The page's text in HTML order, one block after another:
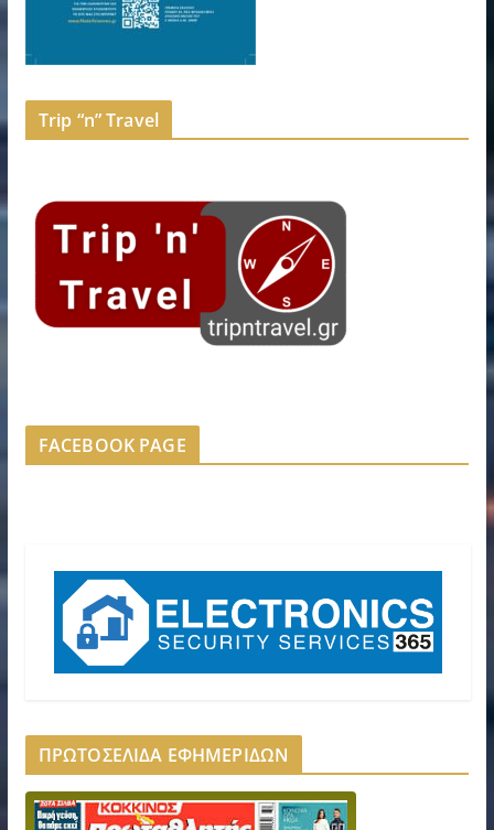
Trip “n” Travel
FACEBOOK PAGE
ΠΡΩΤΟΣΕΛΙΔΑ ΕΦΗΜΕΡΙΔΩΝ